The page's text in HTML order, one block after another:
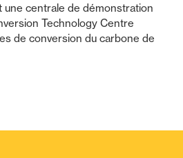
une centrale de démonstration
Technology Centre
de conversion du carbone de